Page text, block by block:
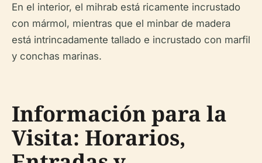
En el interior, el mihrab está ricamente incrustado
con mármol, mientras que el minbar de madera
está intrincadamente tallado e incrustado con marfil
y conchas marinas.
Información para la
Visita: Horarios,